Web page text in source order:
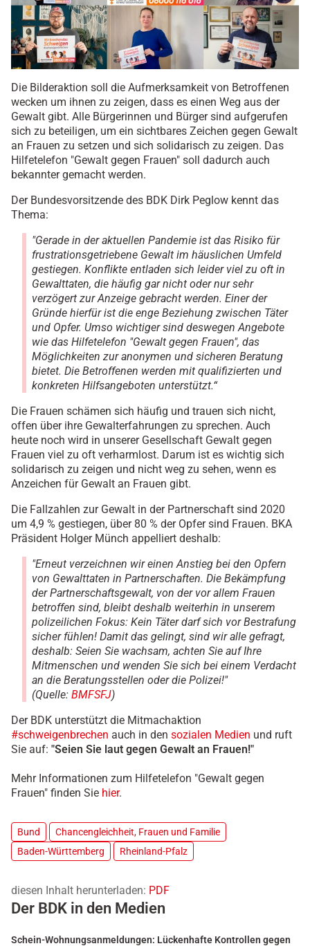
Die Bilderaktion soll die Aufmerksamkeit von Betroffenen
wecken um ihnen zu zeigen, dass es einen Weg aus der
Gewalt gibt. Alle Bürgerinnen und Bürger sind aufgerufen
sich zu beteiligen, um ein sichtbares Zeichen gegen Gewalt
an Frauen zu setzen und sich solidarisch zu zeigen. Das
Hilfetelefon "Gewalt gegen Frauen" soll dadurch auch
bekannter gemacht werden.
Der Bundesvorsitzende des BDK Dirk Peglow kennt das
Thema:
"Gerade in der aktuellen Pandemie ist das Risiko für
frustrationsgetriebene Gewalt im häuslichen Umfeld
gestiegen. Konflikte entladen sich leider viel zu oft in
Gewalttaten, die häufig gar nicht oder nur sehr
verzögert zur Anzeige gebracht werden. Einer der
Gründe hierfür ist die enge Beziehung zwischen Täter
und Opfer. Umso wichtiger sind deswegen Angebote
wie das Hilfetelefon "Gewalt gegen Frauen", das
Möglichkeiten zur anonymen und sicheren Beratung
bietet. Die Betroffenen werden mit qualifizierten und
konkreten Hilfsangeboten unterstützt.“
Die Frauen schämen sich häufig und trauen sich nicht,
offen über ihre Gewalterfahrungen zu sprechen. Auch
heute noch wird in unserer Gesellschaft Gewalt gegen
Frauen viel zu oft verharmlost. Darum ist es wichtig sich
solidarisch zu zeigen und nicht weg zu sehen, wenn es
Anzeichen für Gewalt an Frauen gibt.
Die Fallzahlen zur Gewalt in der Partnerschaft sind 2020
um 4,9 % gestiegen, über 80 % der Opfer sind Frauen. BKA
Präsident Holger Münch appelliert deshalb:
"Erneut verzeichnen wir einen Anstieg bei den Opfern
von Gewalttaten in Partnerschaften. Die Bekämpfung
der Partnerschaftsgewalt, von der vor allem Frauen
betroffen sind, bleibt deshalb weiterhin in unserem
polizeilichen Fokus: Kein Täter darf sich vor Bestrafung
sicher fühlen! Damit das gelingt, sind wir alle gefragt,
deshalb: Seien Sie wachsam, achten Sie auf Ihre
Mitmenschen und wenden Sie sich bei einem Verdacht
an die Beratungsstellen oder die Polizei!"
(Quelle: BMFSFJ)
Der BDK unterstützt die Mitmachaktion
#schweigenbrechen auch in den sozialen Medien und ruft
Sie auf: "Seien Sie laut gegen Gewalt an Frauen!"
Mehr Informationen zum Hilfetelefon "Gewalt gegen
Frauen" finden Sie hier.
Bund
Chancengleichheit, Frauen und Familie
Baden-Württemberg
Rheinland-Pfalz
diesen Inhalt herunterladen: PDF
Der BDK in den Medien
Schein-Wohnungsanmeldungen: Lückenhafte Kontrollen gegen